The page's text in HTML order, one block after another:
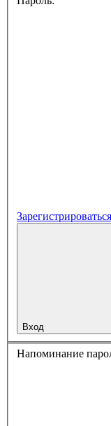
Зарегистрироваться
Вход
Напоминание